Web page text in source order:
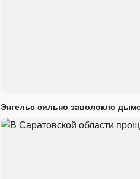
Энгельс сильно заволокло